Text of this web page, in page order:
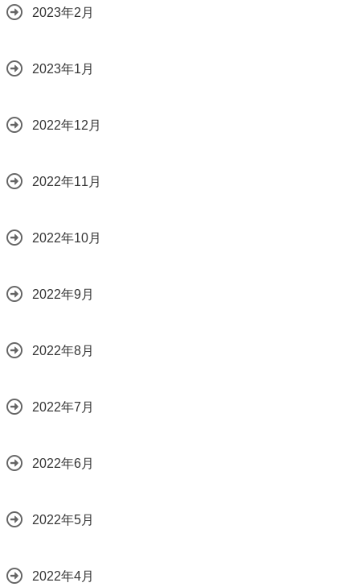
2023年2月
2023年1月
2022年12月
2022年11月
2022年10月
2022年9月
2022年8月
2022年7月
2022年6月
2022年5月
2022年4月